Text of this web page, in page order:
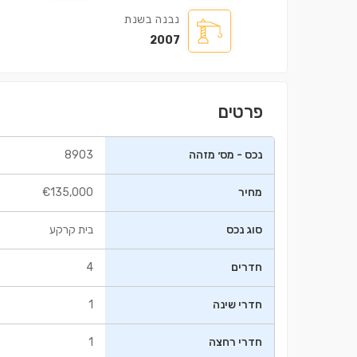
נבנה בשנת
2007
פרטים
נכס - מס׳ מזהה 8903
מחיר €135,000
סוג נכס בית קרקע
חדרים 4
חדרי שינה 1
חדרי רחצה 1
€235,000